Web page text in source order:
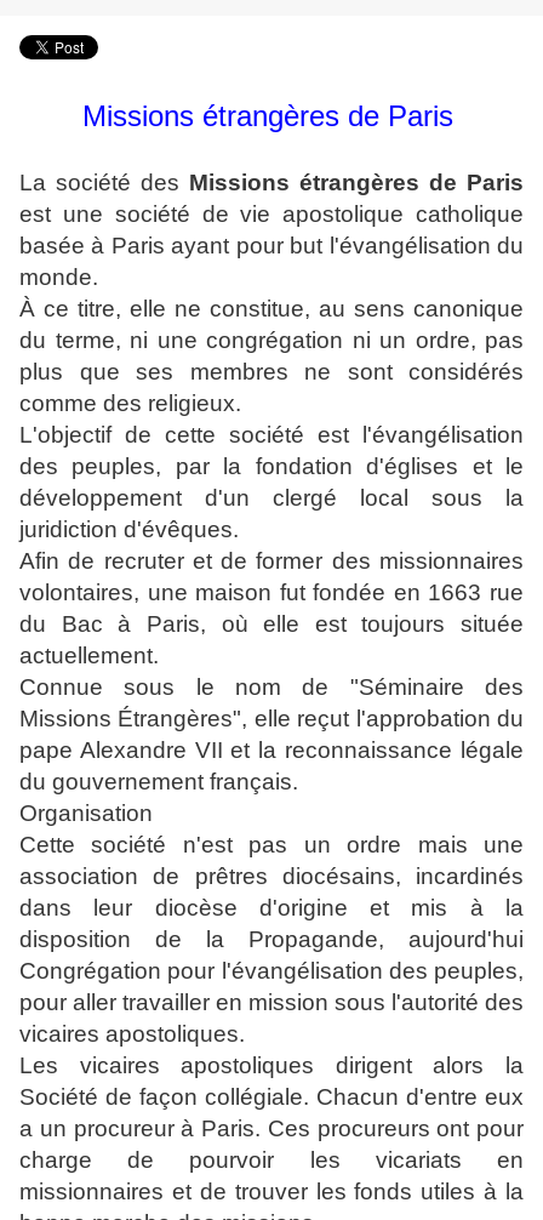
Missions étrangères de Paris
La société des Missions étrangères de Paris
est une société de vie apostolique catholique
basée à Paris ayant pour but l'évangélisation du
monde.
À ce titre, elle ne constitue, au sens canonique
du terme, ni une congrégation ni un ordre, pas
plus que ses membres ne sont considérés
comme des religieux.
L'objectif de cette société est l'évangélisation
des peuples, par la fondation d'églises et le
développement d'un clergé local sous la
juridiction d'évêques.
Afin de recruter et de former des missionnaires
volontaires, une maison fut fondée en 1663 rue
du Bac à Paris, où elle est toujours située
actuellement.
Connue sous le nom de "Séminaire des
Missions Étrangères", elle reçut l'approbation du
pape Alexandre VII et la reconnaissance légale
du gouvernement français.
Organisation
Cette société n'est pas un ordre mais une
association de prêtres diocésains, incardinés
dans leur diocèse d'origine et mis à la
disposition de la Propagande, aujourd'hui
Congrégation pour l'évangélisation des peuples,
pour aller travailler en mission sous l'autorité des
vicaires apostoliques.
Les vicaires apostoliques dirigent alors la
Société de façon collégiale. Chacun d'entre eux
a un procureur à Paris. Ces procureurs ont pour
charge de pourvoir les vicariats en
missionnaires et de trouver les fonds utiles à la